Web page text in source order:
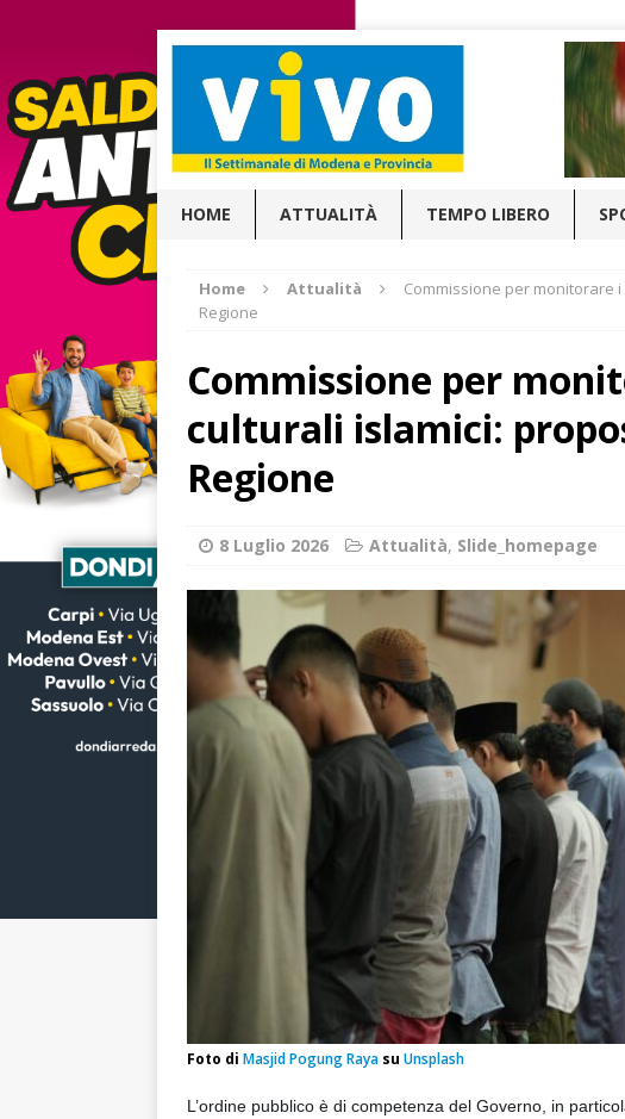
HOME ATTUALITÀ TEMPO LIBERO
Home Attualità
Commissione per monitorare
Regione
Commissione per
culturali islamici:
Regione
8 Luglio 2026 Attualità, Slide_homepage
Foto di Masjid Pogung Raya su Unsplash
L’ordine pubblico è di competenza del Governo, in